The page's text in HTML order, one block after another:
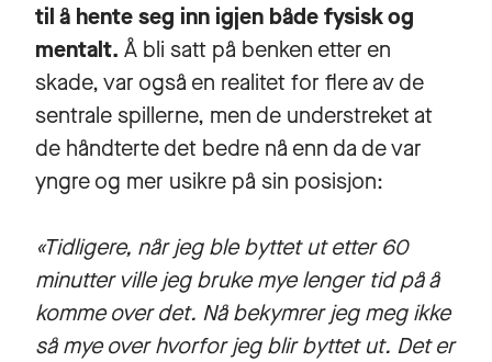
til å hente seg inn igjen både fysisk og
mentalt. Å bli satt på benken etter en
skade, var også en realitet for flere av de
sentrale spillerne, men de understreket at
de håndterte det bedre nå enn da de var
yngre og mer usikre på sin posisjon:
«Tidligere, når jeg ble byttet ut etter 60
minutter ville jeg bruke mye lenger tid på å
komme over det. Nå bekymrer jeg meg ikke
så mye over hvorfor jeg blir byttet ut. Det er